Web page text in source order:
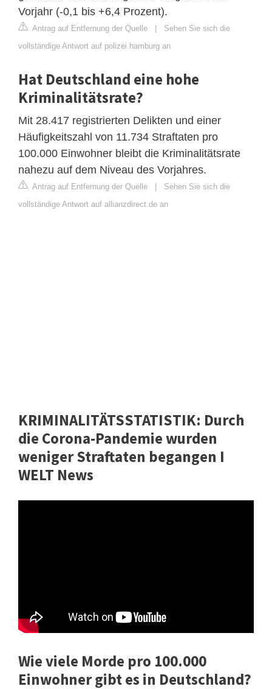
Vorjahr (-0,1 bis +6,4 Prozent).
Antrag auf Entfernung der Quelle
Sehen Sie sich die
vollständige Antwort auf polizei.hamburg an
Hat Deutschland eine hohe
Kriminalitätsrate?
Mit 28.417 registrierten Delikten und einer
Häufigkeitszahl von 11.734 Straftaten pro
100.000 Einwohner bleibt die Kriminalitätsrate
nahezu auf dem Niveau des Vorjahres.
Antrag auf Entfernung der Quelle
Sehen Sie sich die
vollständige Antwort auf allianzdirect.de an
KRIMINALITÄTSSTATISTIK: Durch
die Corona-Pandemie wurden
weniger Straftaten begangen I
WELT News
Wie viele Morde pro 100.000
Einwohner gibt es in Deutschland?